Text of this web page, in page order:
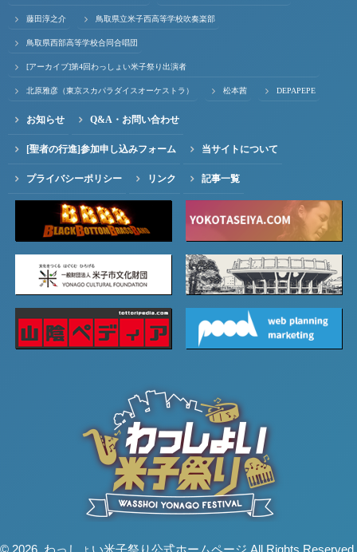
藤田淳之介 鳥取県立米子西高等学校吹奏楽部
鳥取県西部高等学校合同合唱団
[アーカイブ]第4回わっしょい米子祭り出演者
北原雅彦（東京スカパラダイスオーケストラ） 松本茜 DEPAPEPE
お知らせ Q&A・お問い合わせ
[聖者の行進]参加申し込みフォーム 当サイトについて
プライバシーポリシー リンク 記事一覧